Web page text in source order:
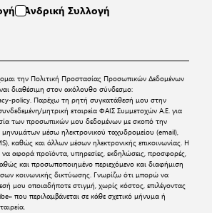
Ανδρική Συλλογή
την Πολιτική Προστασίας Προσωπικών Δεδομένων
διαθέσιμη στον ακόλουθο σύνδεσμο:
policy. Παρέχω τη ρητή συγκατάθεσή μου στην
μητρική εταιρεία ΦΑΙΣ Συμμετοχών Α.Ε. για
των προσωπικών μου δεδομένων με σκοπό την
μέσω ηλεκτρονικού ταχυδρομείου (email),
καθώς και άλλων μέσων ηλεκτρονικής επικοινωνίας. Η
να αφορά προϊόντα, υπηρεσίες, εκδηλώσεις, προσφορές,
και προσωποποιημένο περιεχόμενο και διαφήμιση
κοινωνικής δικτύωσης. Γνωρίζω ότι μπορώ να
μου οποιαδήποτε στιγμή, χωρίς κόστος, επιλέγοντας
που περιλαμβάνεται σε κάθε σχετικό μήνυμα ή